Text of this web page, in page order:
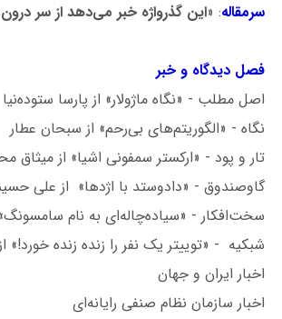
سرمقاله: «این گذرواژه خبر می‌دهد از سر
فصل ديدگاه و خبر
اصل مطلب - «نگاه ماژولار» از پارسا ستوده‌نيا
نگاه - «الگوریتم‌های بی‌رحم» از سبحان عطار
تار و پود - «ارکستر سمفونی اشیا» از ميثاق
گاوصندوق - «دادوستد با اژدها» از علی
سخت‌افکار - «سیاده‌چاله‌ای به نام
شبكيه - «توییتر یک نفر را زنده زنده
اخبار ايران و جهان
اخبار سازمان نظام صنفی رايانه‌ای